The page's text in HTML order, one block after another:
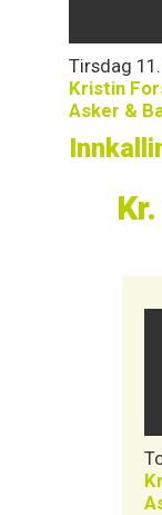
Tirsdag
Kristin
Asker &